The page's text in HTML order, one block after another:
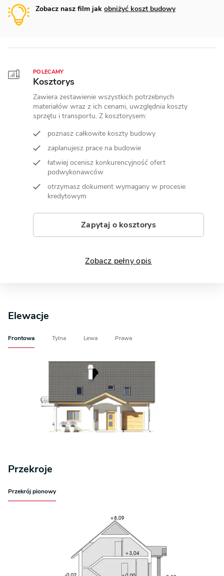
Zobacz nasz film jak obniżyć koszt budowy
POLECAMY
Kosztorys
Zawiera zestawienie wszystkich potrzebnych
materiałów wraz z ich cenami, uwzględnia koszty
sprzętu i transportu. Z kosztorysem:
poznasz całkowite koszty budowy
zaplanujesz prace na budowie
łatwiej ocenisz konkurencyjność ofert
podwykonawców
otrzymasz dokument wymagany w procesie
kredytowym
Zapytaj o kosztorys
Zobacz pełny opis
Elewacje
Frontowa Tylna Lewa Prawa
Przekroje
Przekrój pionowy